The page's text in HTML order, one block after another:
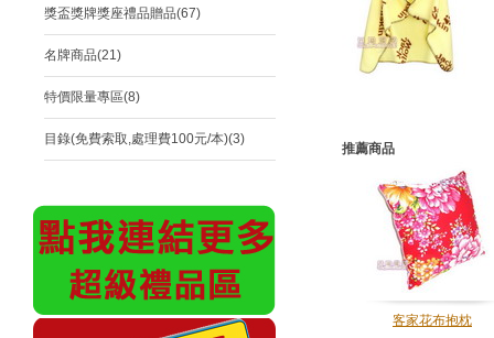
推薦商品
客家花布抱枕
獎盃獎牌獎座禮品贈品(67)
名牌商品(21)
特價限量專區(8)
目錄(免費索取,處理費100元/本)(3)